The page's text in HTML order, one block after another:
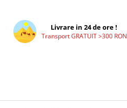
Livrare in 24 de ore !
Transport GRATUIT >300 RON